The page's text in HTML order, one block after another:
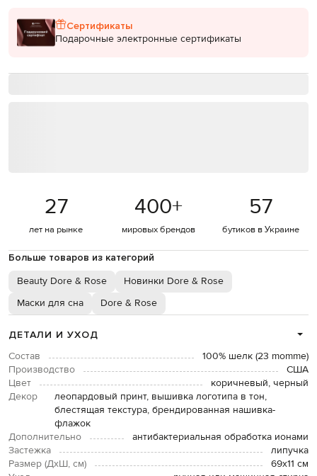
Сертификаты
Подарочные электронные сертификаты
27
лет на рынке
400+
мировых брендов
57
бутиков в Украине
Больше товаров из категорий
Beauty Dore & Rose
Новинки Dore & Rose
Маски для сна
Dore & Rose
ДЕТАЛИ И УХОД
Состав
100% шелк (23 momme)
Производство
США
Цвет
коричневый, черный
Декор
леопардовый принт, вышивка логотипа в тон,
блестящая текстура, брендированная нашивка-
флажок
Дополнительно
антибактериальная обработка ионами
Застежка
липучка
Размер (ДхШ, см)
69х11 см